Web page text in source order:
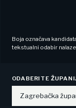
Boja označava
tekstualni odabir
ODABERITE